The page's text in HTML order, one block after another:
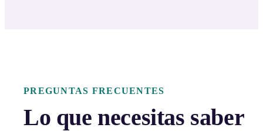
PREGUNTAS FRECUENTES
Lo que necesitas saber